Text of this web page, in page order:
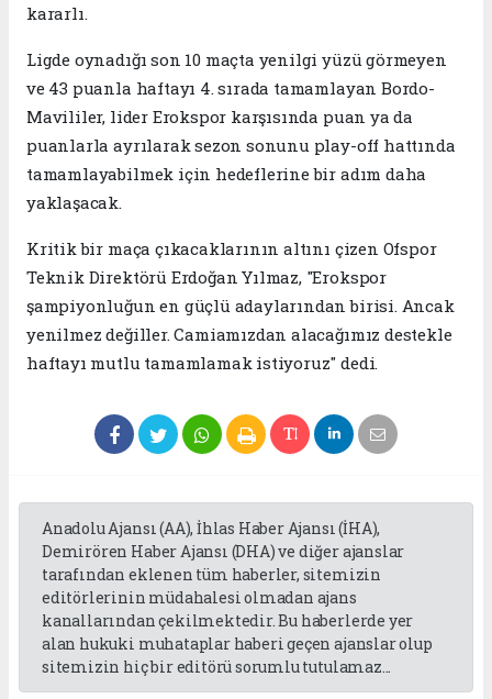
kararlı.
Ligde oynadığı son 10 maçta yenilgi yüzü görmeyen
ve 43 puanla haftayı 4. sırada tamamlayan Bordo-
Mavililer, lider Erokspor karşısında puan ya da
puanlarla ayrılarak sezon sonunu play-off hattında
tamamlayabilmek için hedeflerine bir adım daha
yaklaşacak.
Kritik bir maça çıkacaklarının altını çizen Ofspor
Teknik Direktörü Erdoğan Yılmaz, "Erokspor
şampiyonluğun en güçlü adaylarından birisi. Ancak
yenilmez değiller. Camiamızdan alacağımız destekle
haftayı mutlu tamamlamak istiyoruz" dedi.
Anadolu Ajansı (AA), İhlas Haber Ajansı (İHA),
Demirören Haber Ajansı (DHA) ve diğer ajanslar
tarafından eklenen tüm haberler, sitemizin
editörlerinin müdahalesi olmadan ajans
kanallarından çekilmektedir. Bu haberlerde yer
alan hukuki muhataplar haberi geçen ajanslar olup
sitemizin hiç bir editörü sorumlu tutulamaz...